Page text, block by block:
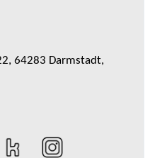
64283 Darmstadt,